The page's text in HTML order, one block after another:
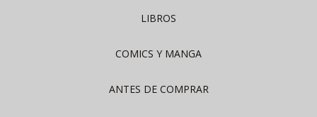
LIBROS
COMICS Y MANGA
ANTES DE COMPRAR